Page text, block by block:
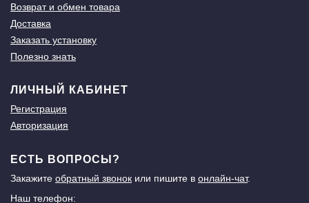
Возврат и обмен товара
Доставка
Заказать установку
Полезно знать
ЛИЧНЫЙ КАБИНЕТ
Регистрация
Авторизация
ЕСТЬ ВОПРОСЫ?
Закажите обратный звонок или пишите в онлайн-чат.
Наш телефон: